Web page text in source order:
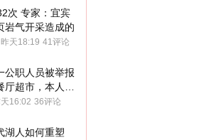
次 专家：宜宾
岩气开采造成的
昨天18:19 41评论
公职人员被举报
超市，本人回
人帮忙”
16:02 36评论
湖人如何重塑